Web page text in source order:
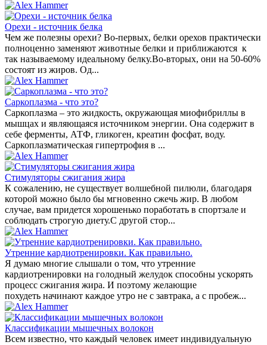
Орехи - источник белка
Чем же полезны орехи? Во-первых, белки орехов практически
полноценно заменяют животные белки и приближаются к
так называемому идеальному белку.Во-вторых, они на 50-60%
состоят из жиров. Од...
Саркоплазма - что это?
Саркоплазма – это жидкость, окружающая миофибриллы в
мышцах и являющаяся источником энергии. Она содержит в
себе ферменты, АТФ, гликоген, креатин фосфат, воду.
Саркоплазматическая гипертрофия в ...
Стимуляторы сжигания жира
К сожалению, не существует волшебной пилюли, благодаря
которой можно было бы мгновенно сжечь жир. В любом
случае, вам придется хорошенько поработать в спортзале и
соблюдать строгую диету.С другой стор...
Утренние кардиотренировки. Как правильно.
Я думаю многие слышали о том, что утренние
кардиотренировки на голодный желудок способны ускорять
процесс сжигания жира. И поэтому желающие
похудеть начинают каждое утро не с завтрака, а с пробеж...
Классификации мышечных волокон
Всем известно, что каждый человек имеет индивидуальную